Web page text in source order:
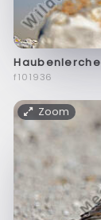
Haubenlerche
f101936
Zoom